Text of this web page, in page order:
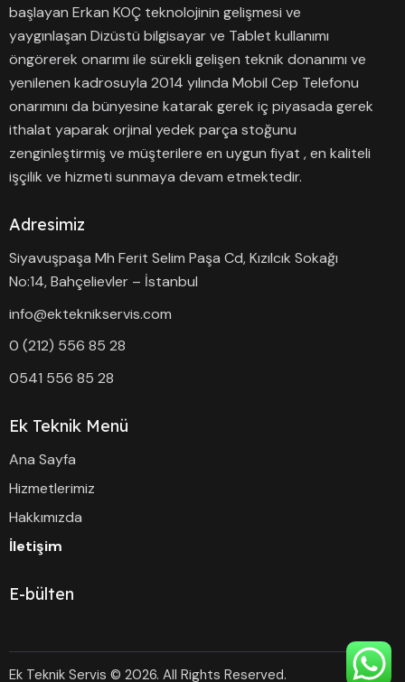
başlayan Erkan KOÇ teknolojinin gelişmesi ve
yaygınlaşan Dizüstü bilgisayar ve Tablet kullanımı
öngörerek onarımı ile sürekli gelişen teknik donanımı ve
yenilenen kadrosuyla 2014 yılında Mobil Cep Telefonu
onarımını da bünyesine katarak gerek iç piyasada gerek
ithalat yaparak orjinal yedek parça stoğunu
zenginleştirmiş ve müşterilere en uygun fiyat , en kaliteli
işçilik ve hizmeti sunmaya devam etmektedir.
Adresimiz
Siyavuşpaşa Mh Ferit Selim Paşa Cd, Kızılcık Sokağı
No:14, Bahçelievler – İstanbul
info@ekteknikservis.com
0 (212) 556 85 28
0541 556 85 28
Ek Teknik Menü
Ana Sayfa
Hizmetlerimiz
Hakkımızda
İletişim
E-bülten
Ek Teknik Servis © 2026. All Rights Reserved.